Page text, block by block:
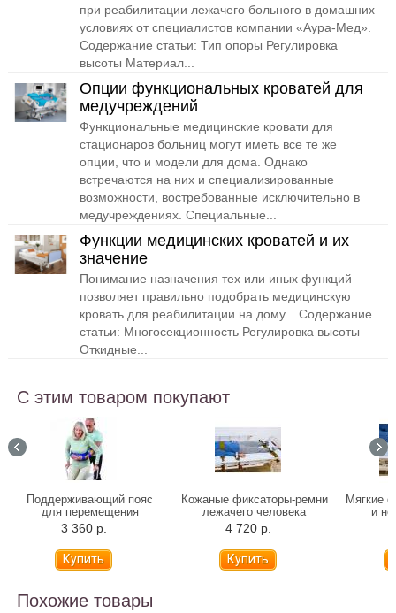
при реабилитации лежачего больного в домашних
условиях от специалистов компании «Аура-Мед».
Содержание статьи: Тип опоры Регулировка
высоты Материал...
Опции функциональных кроватей для
медучреждений
Функциональные медицинские кровати для
стационаров больниц могут иметь все те же
опции, что и модели для дома. Однако
встречаются на них и специализированные
возможности, востребованные исключительно в
медучреждениях. Специальные...
Функции медицинских кроватей и их
значение
Понимание назначения тех или иных функций
позволяет правильно подобрать медицинскую
кровать для реабилитации на дому. Содержание
статьи: Многосекционность Регулировка высоты
Откидные...
С этим товаром покупают
Поддерживающий пояс
для перемещения
больного
3 360 р.
Кожаные фиксаторы-ремни
лежачего человека
4 720 р.
Мягкие
и
Похожие товары